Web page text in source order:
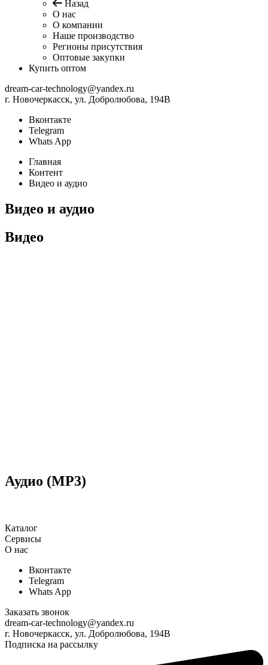
Назад
О нас
О компании
Наше производство
Регионы присутствия
Оптовые закупки
Купить оптом
dream-car-technology@yandex.ru
г. Новочеркасск, ул. Добролюбова, 194В
Вконтакте
Telegram
Whats App
Главная
Контент
Видео и аудио
Видео и аудио
Видео
Аудио (MP3)
Каталог
Сервисы
О нас
Вконтакте
Telegram
Whats App
Заказать звонок
dream-car-technology@yandex.ru
г. Новочеркасск, ул. Добролюбова, 194В
Подписка на рассылку